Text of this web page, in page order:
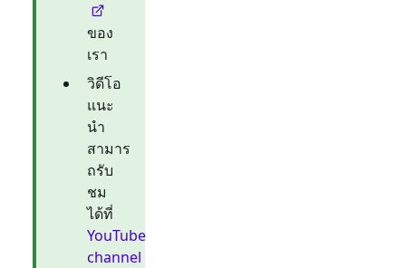
ของ
เรา
วิดีโอ
แนะ
นำ
สามาร
ถรับ
ชม
ได้ที่
YouTube
channel